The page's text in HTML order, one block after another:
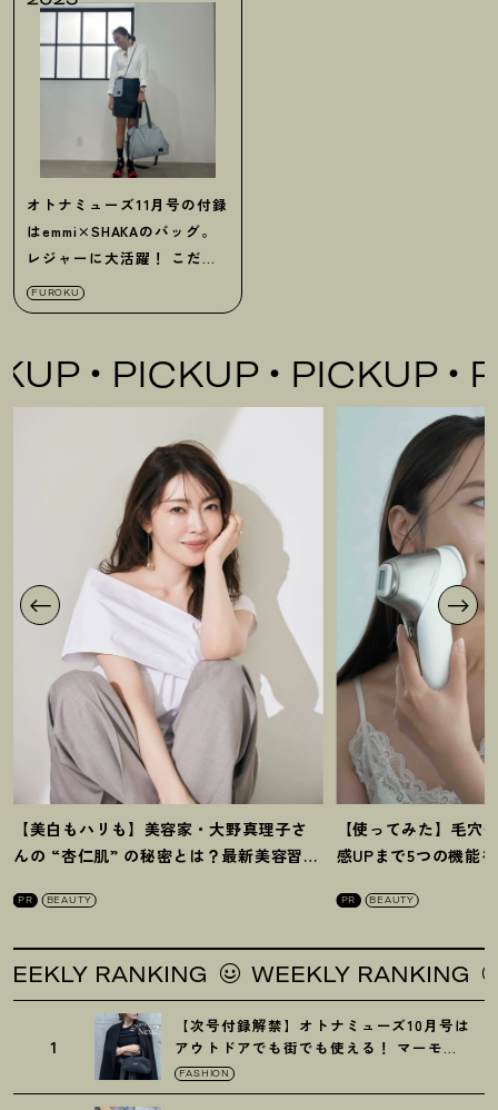
オトナミューズ11月号の付録
はemmi×SHAKAのバッグ。
レジャーに大活躍！ こだわ
りのペールブルー＆賢い仕様
を徹底解説
FUROKU
PICKUP PICKUP
【美白もハリも】美容家・大野真理子さ
んの “杏仁肌” の秘密とは ？ 最新美容習慣
PR BEAUTY
【使ってみた】毛穴
感UPまで5つの機能
PR BEAUTY
RANKING WEEKLY RANKING
1
【次号付録解禁】オトナミューズ10月号は
アウトドアでも街でも使える ！ マーモッ
トの黒ショルダー
FASHION